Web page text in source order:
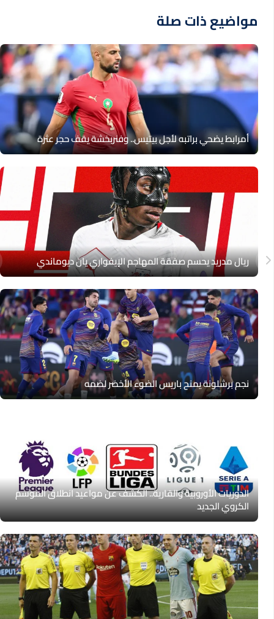
مواضيع ذات صلة
أمرابط يضحي براتبه لأجل بيتيس.. وفنربخشة يقف حجر عثرة
ريال مدريد يحسم صفقة المهاجم الإيفواري يان ديوماندي
نجم برشلونة يمنح باريس الضوء الأخضر لضمه
الدوريات الأوروبية والقارية.. الكشف عن مواعيد انطلاق الموسم
الكروي الجديد